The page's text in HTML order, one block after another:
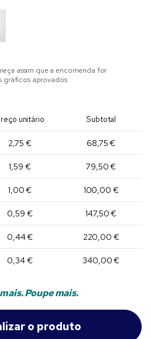
assim que a encomenda for
gráficos aprovados
unitário Subtotal
2,75 € 68,75 €
1,59 € 79,50 €
1,00 € 100,00 €
0,59 € 147,50 €
0,44 € 220,00 €
0,34 € 340,00 €
Poupe mais.